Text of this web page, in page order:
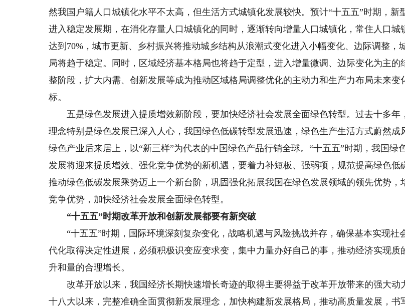
然我国户籍人口城镇化水平不太高，但生活方式城镇化发展较快。预计“十五五”时期，新
进入稳定发展期，在消化存量人口城镇化的同时，逐渐转向增量人口城镇化，常住人口城
达到70%，城市更新、乡村振兴将推动城乡结构从浪潮式变化进入小幅变化、边际调整，
局将趋于稳定。同时，区域经济基本格局也将趋于定型，进入增量微调、边际变化为主的
整阶段，扩大内需、创新发展等成为推动区域格局调整优化的主动力和生产力布局未来变
标。
五是绿色发展进入提质增效新阶段，要加快经济社会发展全面绿色转型。过去十多年
理念特别是绿色发展已深入人心，我国绿色低碳转型发展迅速，绿色生产生活方式蔚然成
绿色产业后来居上，以“新三样”为代表的中国绿色产品行销全球。“十五五”时期，我国绿
发展将迎来提质增效、强化竞争优势的新机遇，要着力补短板、强弱项，规范提高绿色低
推动绿色低碳发展乘势迈上一个新台阶，巩固强化拓展我国在绿色发展领域的领先优势，
竞争优势，加快经济社会发展全面绿色转型。
“十五五”时期改革开放和创新发展都要有新突破
“十五五”时期，国际环境深刻复杂变化，战略机遇与风险挑战并存，确保基本实现社
代化取得决定性进展，必须积极识变应变求变，集中力量办好自己的事，推动经济实现质
升和量的合理增长。
改革开放以来，我国经济长期快速增长奇迹的取得主要得益于改革开放带来的强大动
十八大以来，完整准确全面贯彻新发展理念，加快构建新发展格局，推动高质量发展，书